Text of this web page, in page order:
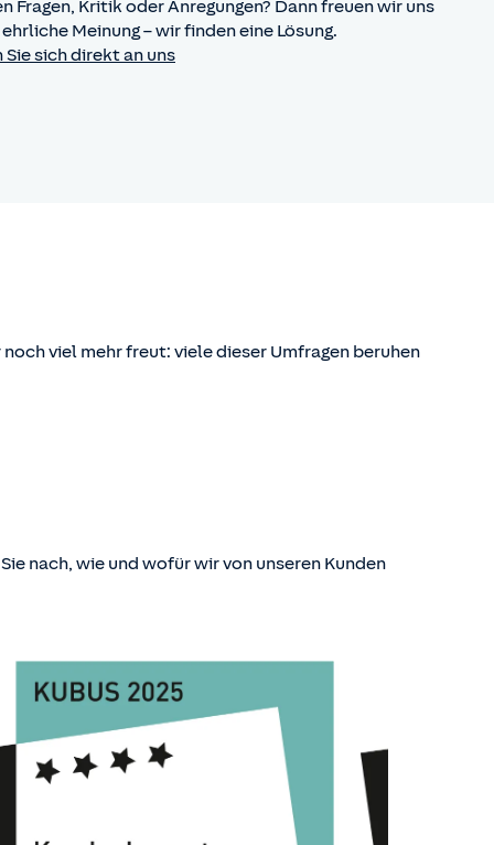
Fragen, Kritik oder Anregungen? Dann freuen wir uns
Meinung – wir finden eine Lösung.
Sie sich direkt an uns
viel mehr freut: viele dieser Umfragen beruhen
nach, wie und wofür wir von unseren Kunden